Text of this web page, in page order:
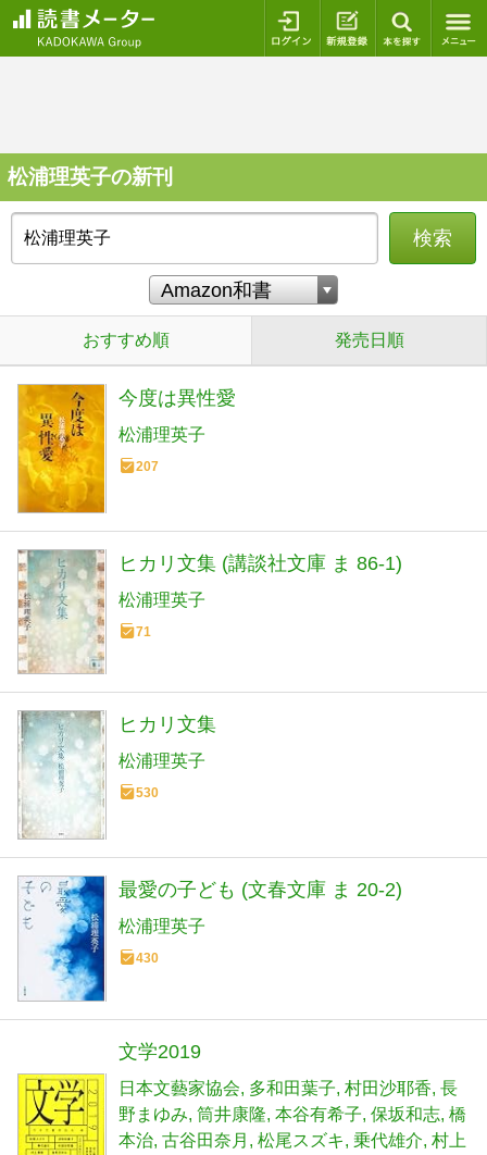
ログイン 新規登録
松浦理英子の新刊
検索
おすすめ順 発売日順
今度は異性愛
松浦理英子
207
ヒカリ文集 (講談社文庫 ま 86-1)
松浦理英子
71
ヒカリ文集
松浦理英子
530
最愛の子ども (文春文庫 ま 20-2)
松浦理英子
430
文学2019
日本文藝家協会 多和田葉子 村田沙耶香 長
野まゆみ 筒井康隆 本谷有希子 保坂和志 橋
本治 古谷田奈月 松尾スズキ 乗代雄介 村上